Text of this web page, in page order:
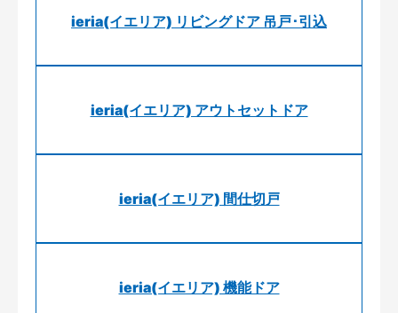
ieria(イエリア) リビングドア 吊戸･引込
ieria(イエリア) アウトセットドア
ieria(イエリア) 間仕切戸
ieria(イエリア) 機能ドア